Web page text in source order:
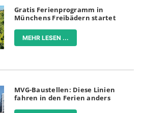
Gratis Ferienprogramm in
Münchens Freibädern startet
MEHR LESEN ...
MVG-Baustellen: Diese Linien
fahren in den Ferien anders